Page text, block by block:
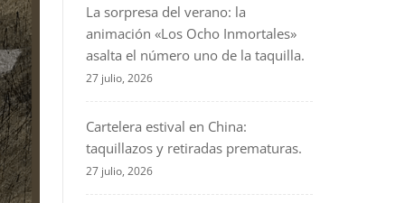
La sorpresa del verano: la
animación «Los Ocho Inmortales»
asalta el número uno de la taquilla.
27 julio, 2026
Cartelera estival en China:
taquillazos y retiradas prematuras.
27 julio, 2026